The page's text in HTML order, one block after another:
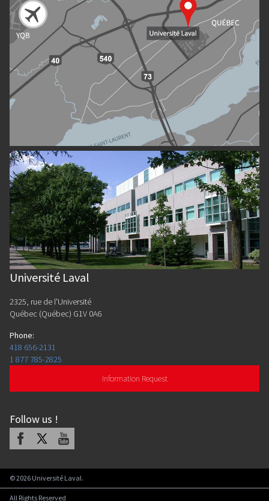
Université Laval
2325, rue de l'Université
Québec (Québec) G1V 0A6
Phone:
418 656-2131
1 877 785-2825
Information Request
Follow us !
Facebook Youtube
©2026 Université Laval.
All Rights Reserved